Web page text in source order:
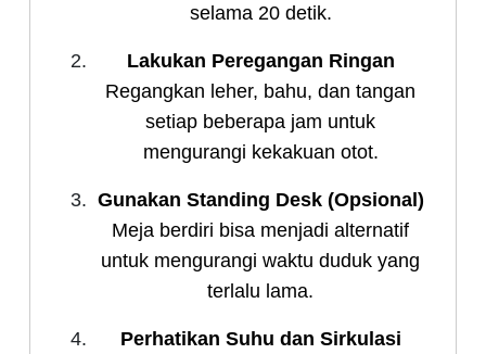
selama 20 detik.
Lakukan Peregangan Ringan
Regangkan leher, bahu, dan tangan
setiap beberapa jam untuk
mengurangi kekakuan otot.
Gunakan Standing Desk (Opsional)
Meja berdiri bisa menjadi alternatif
untuk mengurangi waktu duduk yang
terlalu lama.
Perhatikan Suhu dan Sirkulasi